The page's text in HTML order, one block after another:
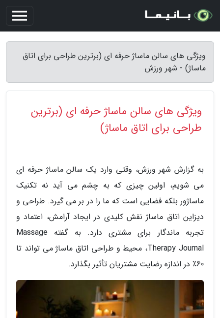
ویژگی های سالن ماساژ حرفه ای (برترین طراحی برای اتاق
ماساژ) - شهر ورزش
ویژگی های سالن ماساژ حرفه ای (برترین
طراحی برای اتاق ماساژ)
به گزارش شهر ورزش، وقتی وارد یک سالن ماساژ حرفه ای
می شویم، اولین چیزی که به چشم می آید نه تکنیک
ماساژور بلکه فضایی است که ما را در بر می گیرد. طراحی و
دیزاین اتاق ماساژ نقش کلیدی در ایجاد آرامش، اعتماد و
تجربه ماندگار برای مشتری دارد. به گفته Massage
Therapy Journal، محیط و طراحی اتاق ماساژ می تواند تا
60٪ در اندازه رضایت مشتریان تأثیر بگذارد.